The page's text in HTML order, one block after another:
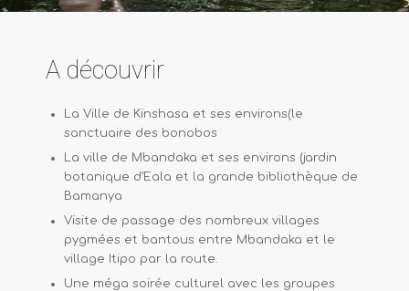
A découvrir
La Ville de Kinshasa et ses environs(le
sanctuaire des bonobos
La ville de Mbandaka et ses environs (jardin
botanique d’Eala et la grande bibliothèque de
Bamanya
Visite de passage des nombreux villages
pygmées et bantous entre Mbandaka et le
village Itipo par la route.
Une méga soirée culturel avec les groupes